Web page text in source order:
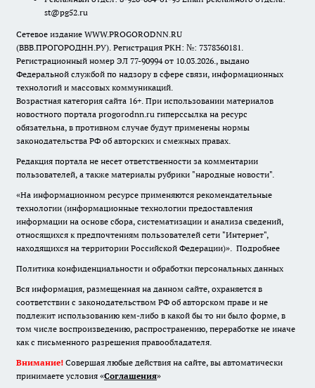
st@pg52.ru
Сетевое издание WWW.PROGORODNN.RU
(ВВВ.ПРОГОРОДНН.РУ). Регистрация РКН: №: 7378360181.
Регистрационный номер ЭЛ 77-90994 от 10.03.2026., выдано
Федеральной службой по надзору в сфере связи, информационных
технологий и массовых коммуникаций.
Возрастная категория сайта 16+. При использовании материалов
новостного портала progorodnn.ru гиперссылка на ресурс
обязательна, в противном случае будут применены нормы
законодательства РФ об авторских и смежных правах.
Редакция портала не несет ответственности за комментарии
пользователей, а также материалы рубрики "народные новости".
«На информационном ресурсе применяются рекомендательные
технологии (информационные технологии предоставления
информации на основе сбора, систематизации и анализа сведений,
относящихся к предпочтениям пользователей сети "Интернет",
находящихся на территории Российской Федерации)». Подробнее
Политика конфиденциальности и обработки персональных данных
Вся информация, размещенная на данном сайте, охраняется в
соответствии с законодательством РФ об авторском праве и не
подлежит использованию кем-либо в какой бы то ни было форме, в
том числе воспроизведению, распространению, переработке не иначе
как с письменного разрешения правообладателя.
Внимание! Совершая любые действия на сайте, вы автоматически
принимаете условия «Cоглашения»